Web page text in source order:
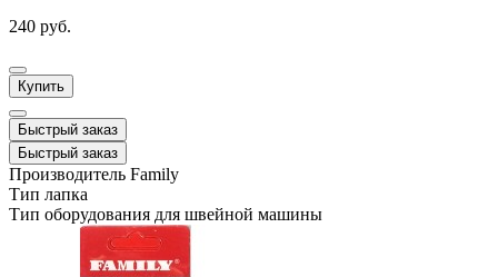
240 руб.
Купить
Быстрый заказ
Быстрый заказ
Производитель Family
Тип лапка
Тип оборудования для швейной машины